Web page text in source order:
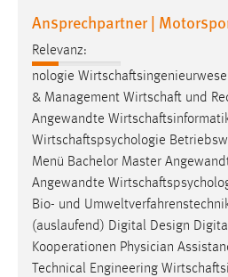
Ansprechpartner |
Relevanz:
nologie
& Management Wirtschaft und
Angewandte
Wirtschaftspsychologie
Menü Bachelor Master
Angewandte
Bio- und
(auslaufend) Digital Design
Kooperationen Physician
Technical Engineering